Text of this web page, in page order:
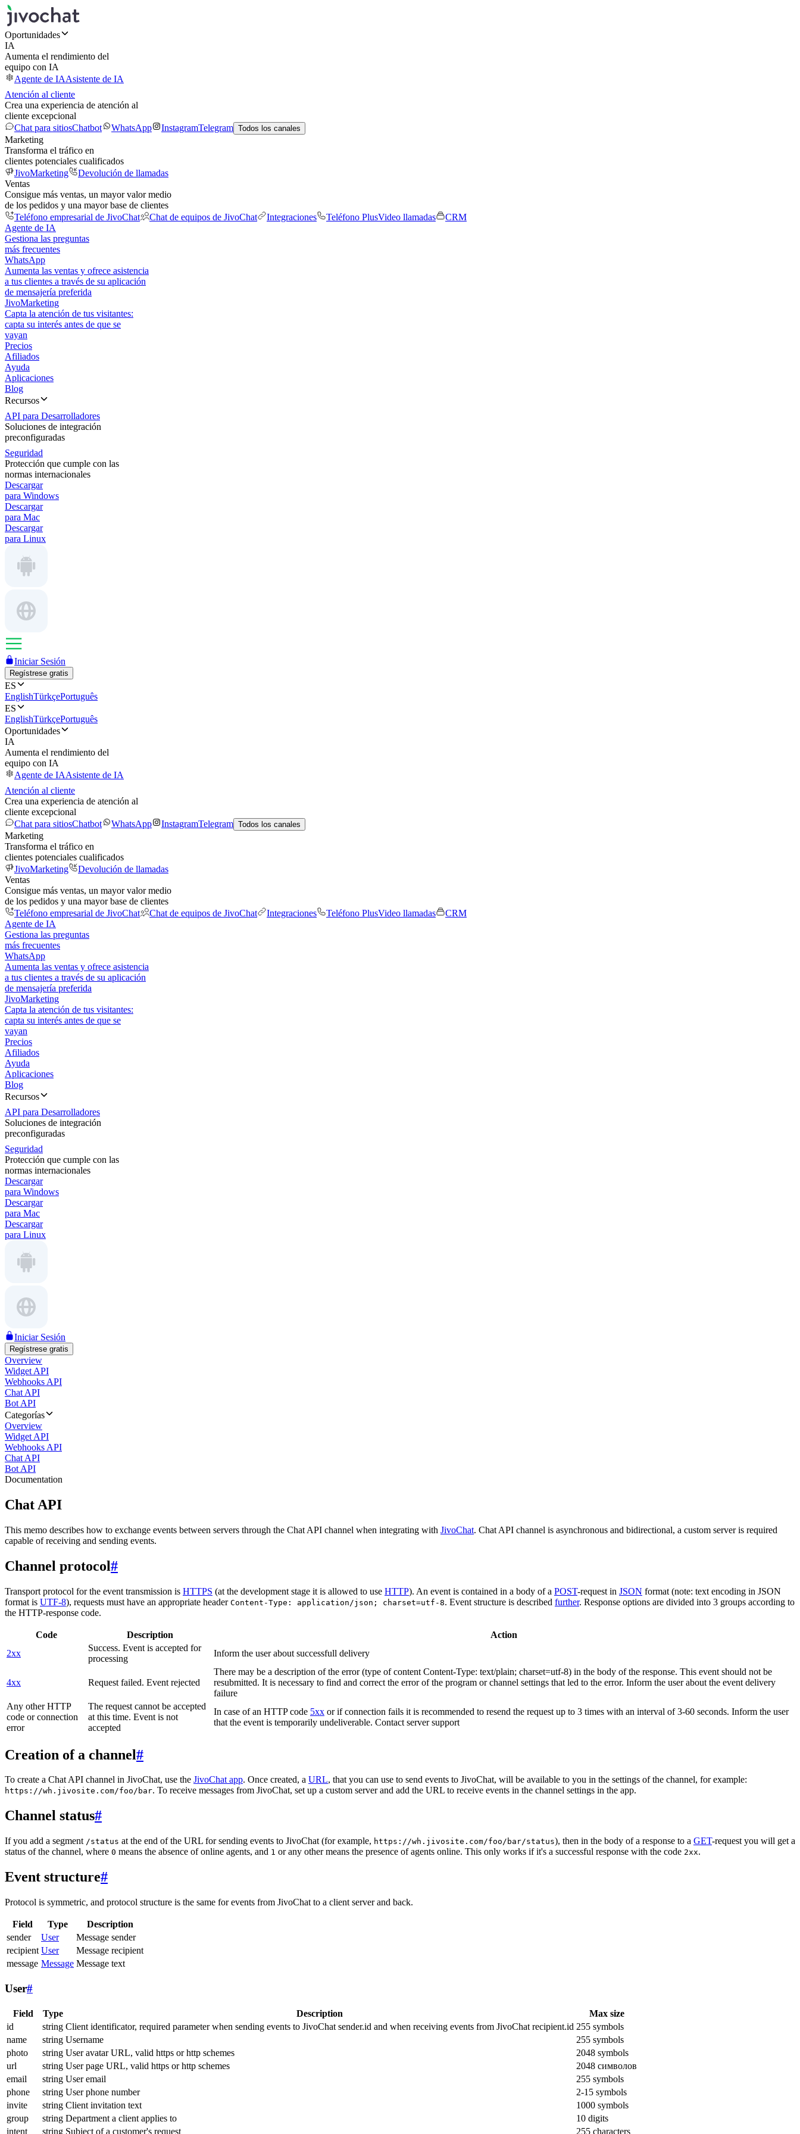
Oportunidades
IA
Aumenta el rendimiento del
equipo con IA
Agente de IAAsistente de IA
Atención al cliente
Crea una experiencia de atención al
cliente excepcional
Chat para sitiosChatbot WhatsApp InstagramTelegram Todos los canales
Marketing
Transforma el tráfico en
clientes potenciales cualificados
JivoMarketing
Devolución de llamadas
Ventas
Consigue más ventas, un mayor valor medio
de los pedidos y una mayor base de clientes
Teléfono empresarial de JivoChat
Chat de equipos de JivoChat Integraciones Teléfono PlusVideo llamadas
CRM
Agente de IA
Gestiona las preguntas
más frecuentes
WhatsApp
Aumenta las ventas y ofrece asistencia
a tus clientes a través de su aplicación
de mensajería preferida
JivoMarketing
Capta la atención de tus visitantes:
capta su interés antes de que se
vayan
Precios
Afiliados
Ayuda
Aplicaciones
Blog
Recursos
API para Desarrolladores
Soluciones de integración
preconfiguradas
Seguridad
Protección que cumple con las
normas internacionales
Descargar
para Windows
Descargar
para Mac
Descargar
para Linux
Iniciar Sesión
Regístrese gratis
ES
EnglishTürkçePortuguês
ES
EnglishTürkçePortuguês
Oportunidades
IA
Aumenta el rendimiento del
equipo con IA
Agente de IAAsistente de IA
Atención al cliente
Crea una experiencia de atención al
cliente excepcional
Chat para sitiosChatbot WhatsApp InstagramTelegram Todos los canales
Marketing
Transforma el tráfico en
clientes potenciales cualificados
JivoMarketing
Devolución de llamadas
Ventas
Consigue más ventas, un mayor valor medio
de los pedidos y una mayor base de clientes
Teléfono empresarial de JivoChat
Chat de equipos de JivoChat Integraciones Teléfono PlusVideo llamadas
CRM
Agente de IA
Gestiona las preguntas
más frecuentes
WhatsApp
Aumenta las ventas y ofrece asistencia
a tus clientes a través de su aplicación
de mensajería preferida
JivoMarketing
Capta la atención de tus visitantes:
capta su interés antes de que se
vayan
Precios
Afiliados
Ayuda
Aplicaciones
Blog
Recursos
API para Desarrolladores
Soluciones de integración
preconfiguradas
Seguridad
Protección que cumple con las
normas internacionales
Descargar
para Windows
Descargar
para Mac
Descargar
para Linux
Iniciar Sesión
Regístrese gratis
Overview
Widget API
Webhooks API
Chat API
Bot API
Categorías
Overview
Widget API
Webhooks API
Chat API
Bot API
Documentation
Chat API
This memo describes how to exchange events between servers through the Chat API channel when integrating with JivoChat. Chat API channel is asynchronous and bidirectional, a custom server is required
capable of receiving and sending events.
Channel protocol#
Transport protocol for the event transmission is HTTPS (at the development stage it is allowed to use HTTP). An event is contained in a body of a POST-request in JSON format (note: text encoding in JSON
format is UTF-8), requests must have an appropriate header Content-Type: application/json; charset=utf-8. Event structure is described further. Response options are divided into 3 groups according to
the HTTP-response code.
Code Description
Action
2xx
Success. Event is accepted for
processing
Inform the user about successfull delivery
4xx Request failed. Event rejected
There may be a description of the error (type of content Content-Type: text/plain; charset=utf-8) in the body of the response. This event should not be
resubmitted. It is necessary to find and correct the error of the program or channel settings that led to the error. Inform the user about the event delivery
failure
Any other HTTP
code or connection
error
The request cannot be accepted
at this time. Event is not
accepted
In case of an HTTP code 5xx or if connection fails it is recommended to resend the request up to 3 times with an interval of 3-60 seconds. Inform the user
that the event is temporarily undeliverable. Contact server support
Creation of a channel#
To create a Chat API channel in JivoChat, use the JivoChat app. Once created, a URL, that you can use to send events to JivoChat, will be available to you in the settings of the channel, for example:
https://wh.jivosite.com/foo/bar. To receive messages from JivoChat, set up a custom server and add the URL to receive events in the channel settings in the app.
Channel status#
If you add a segment /status at the end of the URL for sending events to JivoChat (for example, https://wh.jivosite.com/foo/bar/status), then in the body of a response to a GET-request you will get a
status of the channel, where 0 means the absence of online agents, and 1 or any other means the presence of agents online. This only works if it's a successful response with the code 2xx.
Event structure#
Protocol is symmetric, and protocol structure is the same for events from JivoChat to a client server and back.
Field Type
Description
sender
User
Message sender
recipient User
Message recipient
message Message Message text
User#
Field Type Description
Max size
id
string Client identificator, required parameter when sending events to JivoChat sender.id and when receiving events from JivoChat recipient.id 255 symbols
name
string Username
255 symbols
photo
string User avatar URL, valid https or http schemes
2048 symbols
url
string User page URL, valid https or http schemes
2048 символов
email
string User email
255 symbols
phone
string User phone number
2-15 symbols
invite
string Client invitation text
1000 symbols
group
string Department a client applies to
10 digits
intent
string Subject of a customer's request 255 characters